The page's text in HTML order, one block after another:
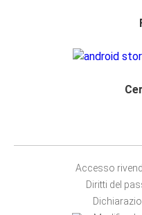
Accesso
Diritti del